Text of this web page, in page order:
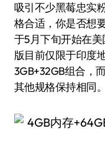
吸引不少黑莓忠实
格合适，你是否想
于5月下旬开始在
版目前仅限于印度
3GB+32GB组合，
其他规格保持相同。